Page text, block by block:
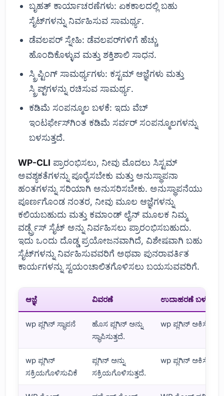
ಬೃಹತ್ ಕಾರ್ಯಾಚರಣೆಗಳು: ಏಕಕಾಲದಲ್ಲಿ ಬಹು
ಸೈಟ್‌ಗಳನ್ನು ನಿರ್ವಹಿಸುವ ಸಾಮರ್ಥ್ಯ.
ಡೆವಲಪರ್ ಸ್ನೇಹಿ: ಡೆವಲಪರ್‌ಗಳಿಗೆ ಹೆಚ್ಚು
ಹೊಂದಿಕೊಳ್ಳುವ ಮತ್ತು ಶಕ್ತಿಶಾಲಿ ಸಾಧನ.
ಸ್ಕ್ರಿಪ್ಟಿಂಗ್ ಸಾಮರ್ಥ್ಯಗಳು: ಕಸ್ಟಮ್ ಆಜ್ಞೆಗಳು ಮತ್ತು
ಸ್ಕ್ರಿಪ್ಟ್‌ಗಳನ್ನು ರಚಿಸುವ ಸಾಮರ್ಥ್ಯ.
ಕಡಿಮೆ ಸಂಪನ್ಮೂಲ ಬಳಕೆ: ಇದು ವೆಬ್
ಇಂಟರ್ಫೇಸ್‌ಗಿಂತ ಕಡಿಮೆ ಸರ್ವರ್ ಸಂಪನ್ಮೂಲಗಳನ್ನು
ಬಳಸುತ್ತದೆ.
WP-CLI ಪ್ರಾರಂಭಿಸಲು, ನೀವು ಮೊದಲು ಸಿಸ್ಟಮ್
ಅವಶ್ಯಕತೆಗಳನ್ನು ಪೂರೈಸಬೇಕು ಮತ್ತು ಅನುಸ್ಥಾಪನಾ
ಹಂತಗಳನ್ನು ಸರಿಯಾಗಿ ಅನುಸರಿಸಬೇಕು. ಅನುಸ್ಥಾಪನೆಯು
ಪೂರ್ಣಗೊಂಡ ನಂತರ, ನೀವು ಮೂಲ ಆಜ್ಞೆಗಳನ್ನು
ಕಲಿಯಬಹುದು ಮತ್ತು ಕಮಾಂಡ್ ಲೈನ್ ಮೂಲಕ ನಿಮ್ಮ
ವರ್ಡ್ಪ್ರೆಸ್ ಸೈಟ್ ಅನ್ನು ನಿರ್ವಹಿಸಲು ಪ್ರಾರಂಭಿಸಬಹುದು.
ಇದು ಒಂದು ದೊಡ್ಡ ಪ್ರಯೋಜನವಾಗಿದೆ, ವಿಶೇಷವಾಗಿ ಬಹು
ಸೈಟ್‌ಗಳನ್ನು ನಿರ್ವಹಿಸುವವರಿಗೆ ಅಥವಾ ಪುನರಾವರ್ತಿತ
ಕಾರ್ಯಗಳನ್ನು ಸ್ವಯಂಚಾಲಿತಗೊಳಿಸಲು ಬಯಸುವವರಿಗೆ.
ಆಜ್ಞೆ ವಿವರಣೆ ಉದಾಹರಣೆ ಬಳಕೆ
wp ಪ್ಲಗಿನ್ ಸ್ಥಾಪನೆ
ಹೊಸ ಪ್ಲಗಿನ್ ಅನ್ನು
ಸ್ಥಾಪಿಸುತ್ತದೆ.
wp ಪ್ಲಗಿನ್ ಅಕಿಸ್ಮೆಟ್
wp ಪ್ಲಗಿನ್
ಸಕ್ರಿಯಗೊಳಿಸುವಿಕೆ
ಪ್ಲಗಿನ್ ಅನ್ನು
ಸಕ್ರಿಯಗೊಳಿಸುತ್ತದೆ.
wp ಪ್ಲಗಿನ್ ಅಕಿಸ್ಮೆಟ್